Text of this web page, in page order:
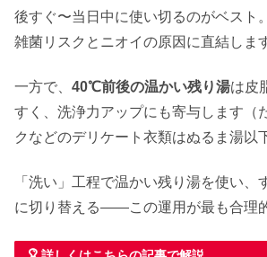
後すぐ〜当日中に使い切るのがベスト
雑菌リスクとニオイの原因に直結しま
一方で、 40℃前後の温かい残り湯は皮
すく、洗浄力アップにも寄与します（
クなどのデリケート衣類はぬるま湯以
「洗い」工程で温かい残り湯を使い、
に切り替える――この運用が最も合理